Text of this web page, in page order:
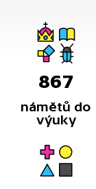
867
námětů do
výuky